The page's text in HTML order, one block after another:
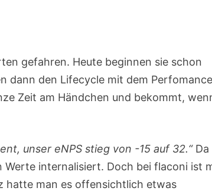
gefahren. Heute beginnen sie schon
dann den Lifecycle mit dem
Zeit am Händchen und bekommt,
unser eNPS stieg von -15 auf 32.“ Da
internalisiert. Doch bei flaconi ist
hatte man es offensichtlich etwas